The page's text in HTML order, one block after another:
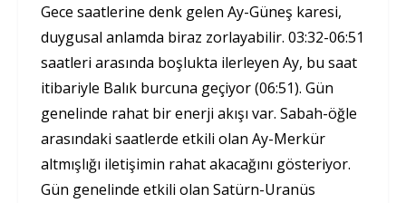
Gece saatlerine denk gelen Ay-Güneş karesi,
duygusal anlamda biraz zorlayabilir. 03:32-06:51
saatleri arasında boşlukta ilerleyen Ay, bu saat
itibariyle Balık burcuna geçiyor (06:51). Gün
genelinde rahat bir enerji akışı var. Sabah-öğle
arasındaki saatlerde etkili olan Ay-Merkür
altmışlığı iletişimin rahat akacağını gösteriyor.
Gün genelinde etkili olan Satürn-Uranüs